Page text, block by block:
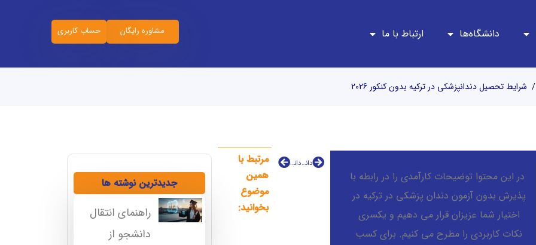
دانشگاه‌ها ارتباط با ما مشاوره رایگان حساب کاربری
شرایط تحصیل دندانپزشکی در ترکیه بدون کنکور 2026
در این محتوا توضیحات کارآمدی را در رابطه با
پذیرش بدون آزمون دندان‌ پزشکی در ترکیه در
اختیار شما عزیزان قرار می ‌دهیم و یکسری
نکات کاربردی را مطرح می کنیم. برای کسب
دانشگاه دوکوز ایلول ترکیه(Dokuz Eylul)|رنکینگ+شرایط تحصیل دانشگاه کاتب چلبی ترکیه |نحوه پذیرش،امکانات،رشته ها
مرتبط با
همین
موضوع
بخوانید:
جدیدترین نوشته ها
راهنمای انتقال
دانشجو از